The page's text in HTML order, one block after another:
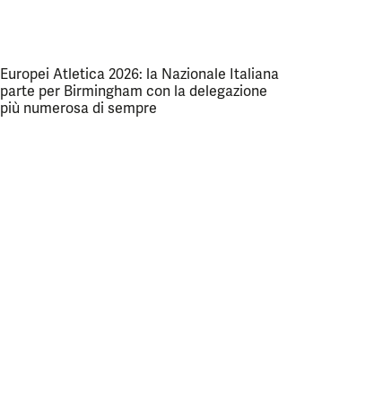
Europei Atletica 2026: la Nazionale Italiana
parte per Birmingham con la delegazione
più numerosa di sempre